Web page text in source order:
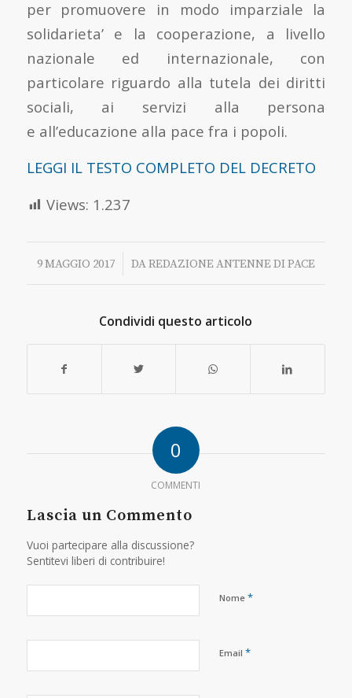
per promuovere in modo imparziale la
solidarieta’ e la cooperazione, a livello
nazionale ed internazionale, con
particolare riguardo alla tutela dei diritti
sociali, ai servizi alla persona
e all’educazione alla pace fra i popoli.
LEGGI IL TESTO COMPLETO DEL DECRETO
Views: 1.237
9 MAGGIO 2017
/ DAREDAZIONE ANTENNE DI PACE
Condividi questo articolo
0
COMMENTI
Lascia un Commento
Vuoi partecipare alla discussione?
Sentitevi liberi di contribuire!
Nome *
Email *